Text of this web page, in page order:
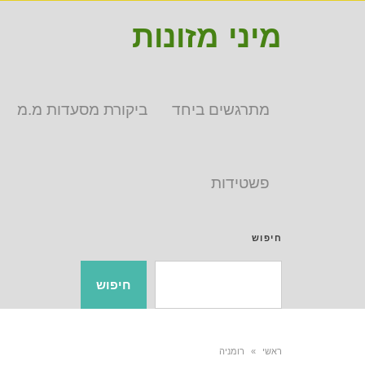
מיני מזונות
מתרגשים ביחד ביקורת מסעדות מ.מ
פשטידות
חיפוש
חיפוש
ראשי » רומניה